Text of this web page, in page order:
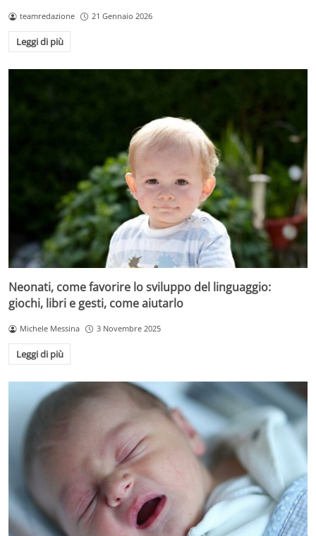
teamredazione 21 Gennaio 2026
Leggi di più
Neonati, come favorire lo sviluppo del linguaggio:
giochi, libri e gesti, come aiutarlo
Michele Messina 3 Novembre 2025
Leggi di più